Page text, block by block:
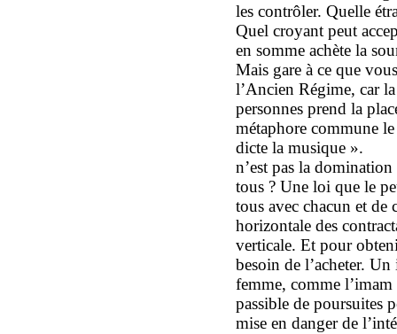
les contrôler. Quelle
Quel croyant peut
en somme achète la
Mais gare à ce que
l’Ancien Régime, car
personnes prend la
métaphore commune
dicte la musique ».
n’est pas la
tous ? Une loi que le
tous avec chacun et de
horizontale des
verticale. Et pour
besoin de l’acheter.
femme, comme
passible de poursuites
mise en danger de